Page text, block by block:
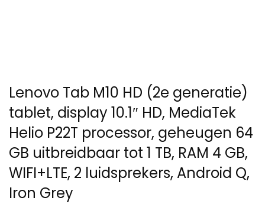
Lenovo Tab M10 HD (2e generatie)
tablet, display 10.1″ HD, MediaTek
Helio P22T processor, geheugen 64
GB uitbreidbaar tot 1 TB, RAM 4 GB,
WIFI+LTE, 2 luidsprekers, Android Q,
Iron Grey